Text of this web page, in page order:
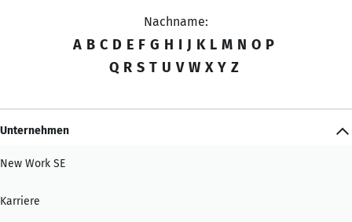
Nachname:
A B C D E F G H I J K L M N O P
Q R S T U V W X Y Z
Unternehmen
New Work SE
Karriere